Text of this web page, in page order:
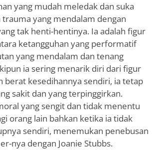
yang mudah meledak dan suka
yang mendalam dengan
tak henti-hentinya. Ia adalah figur
ketangguhan yang performatif
yang mendalam dan tenang
ia sering menarik diri dari figur
berat kesedihannya sendiri, ia tetap
sakit dan yang terpinggirkan.
yang sengit dan tidak menentu
orang lain bahkan ketika ia tidak
sendiri, menemukan penebusan
nya dengan Joanie Stubbs.